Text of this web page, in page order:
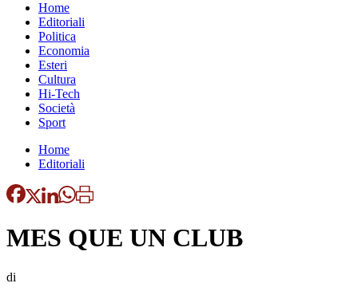
Home
Editoriali
Politica
Economia
Esteri
Cultura
Hi-Tech
Società
Sport
Home
Editoriali
MES QUE UN CLUB
di